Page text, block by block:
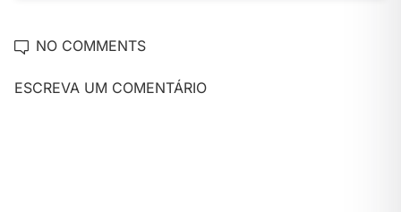
NO COMMENTS
ESCREVA UM COMENTÁRIO